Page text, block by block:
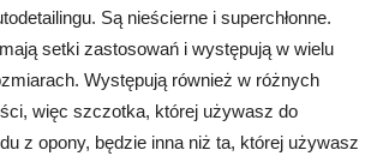
Są nieścierne i superchłonne.
setki zastosowań i występują w wielu
Występują również w różnych
więc szczotka, której używasz do
z opony, będzie inna niż ta, której używasz